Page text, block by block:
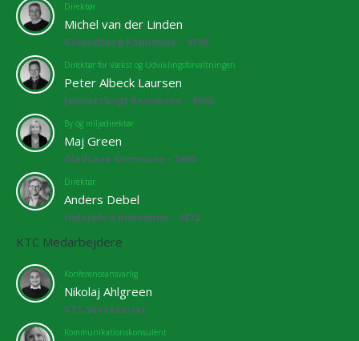
Direktør
Michel van der Linden
Kalundborg Kommune - 4108
Direktør for Vækst og Udviklingsforvaltningen
Peter Albeck Laursen
Jammerbugt Kommune - 4068
By og miljødirektør
Maj Green
Gladsaxe Kommune - 3460
Direktør
Anders Debel
Holstebro Kommune - 3872
KTC Medarbejdere
Konferenceansvarlig
Nikolaj Ahlgreen
KTC Sekretariat
Kommunikationskonsulent